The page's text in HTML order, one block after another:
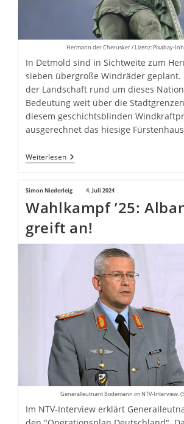
Hermann der Cherusker / Lizenz: Pixabay-
In Detmold sind in Sichtweite zum
sieben übergroße Windräder geplant.
der Landschaft rund um dieses
Bedeutung weit über die
diesem geschichtsblinden
ausgerechnet das hiesige
WeiterlesenStoppt
Den
Fürsten!
Rettet
Den
Hermann!
Beitrags-
Autor:
Simon Niederleig
Beitrag
veröffentlicht:
4. Juli 2024
Wahlkampf ’25:
greift an!
Generalleutnant Bodemann im NTV-Interview.
Im NTV-Interview erklärt